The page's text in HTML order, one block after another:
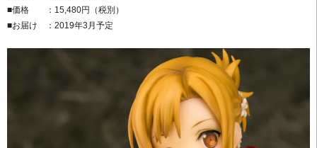
■価格 ：15,480円（税別）
■お届け ：2019年3月予定